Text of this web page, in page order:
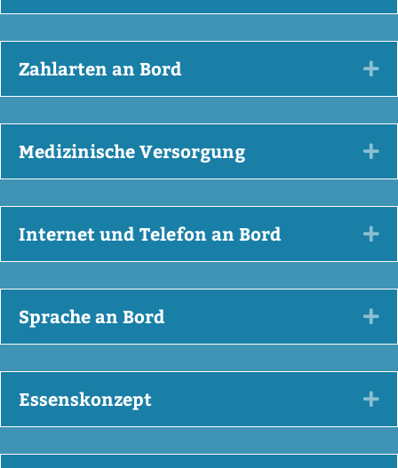
Zahlarten an Bord
Medizinische Versorgung
Internet und Telefon an Bord
Sprache an Bord
Essenskonzept